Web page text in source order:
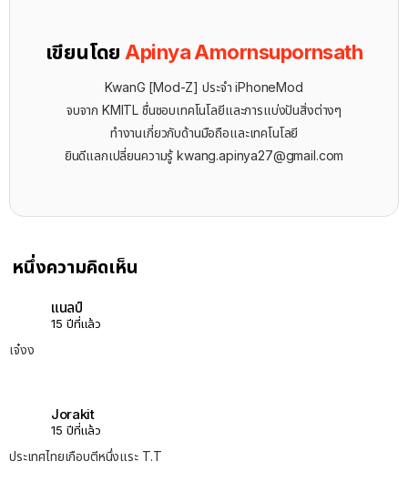
เขียนโดย Apinya Amornsupornsath
KwanG [Mod-Z] ประจำ iPhoneMod
จบจาก KMITL ชื่นชอบเทคโนโลยีและการแบ่งปันสิ่งต่างๆ
ทำงานเกี่ยวกับด้านมือถือและเทคโนโลยี
ยินดีแลกเปลี่ยนความรู้kwang.apinya27@gmail.com
หนึ่งความคิดเห็น
แนลป์
15 ปีที่แล้ว
เจ๋งง
Jorakit
15 ปีที่แล้ว
ประเทศไทยเกือบตีหนึ่งแระ T.T